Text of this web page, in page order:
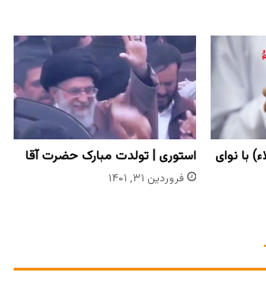
با نوای
استوری | تولدت مبارک حضرت آقا
فروردین ۳۱, ۱۴۰۱